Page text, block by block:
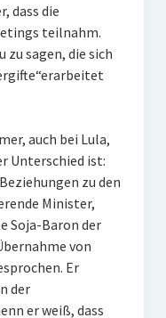
dass die
teilnahm.
zu sagen, die sich
auch bei Lula,
Unterschied ist:
zu den
Minister,
Soja-Baron der
von
Er
der
er weiß, dass